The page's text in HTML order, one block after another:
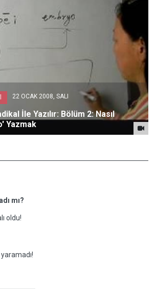
22 OCAK 2008, SALI
İle Yazılır: Bölüm 2: Nasıl
Yazmak
mı?
oldu!